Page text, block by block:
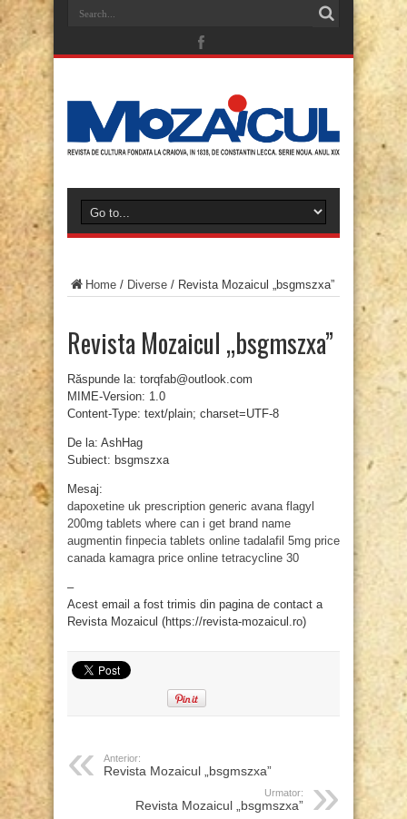
Home / Diverse / Revista Mozaicul „bsgmszxa”
Revista Mozaicul „bsgmszxa”
Răspunde la: torqfab@outlook.com
MIME-Version: 1.0
Content-Type: text/plain; charset=UTF-8
De la: AshHag
Subiect: bsgmszxa
Mesaj:
dapoxetine uk prescription generic avana flagyl
200mg tablets where can i get brand name
augmentin finpecia tablets online tadalafil 5mg price
canada kamagra price online tetracycline 30
–
Acest email a fost trimis din pagina de contact a
Revista Mozaicul (https://revista-mozaicul.ro)
Anterior:
Revista Mozaicul „bsgmszxa”
Urmator:
Revista Mozaicul „bsgmszxa”